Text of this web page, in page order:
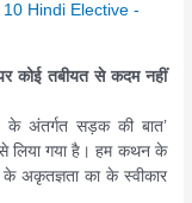
Hindi Elective -
कोई तबीयत से कदम नहीं
के अंतर्गत सड़क की बात’
से लिया गया है। हम कथन के
अकृतज्ञता का के स्वीकार